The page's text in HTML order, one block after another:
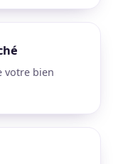
votre bien